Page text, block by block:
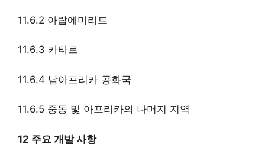
11.6.2 아랍에미리트
11.6.3 카타르
11.6.4 남아프리카 공화국
11.6.5 중동 및 아프리카의 나머지 지역
12 주요 개발 사항